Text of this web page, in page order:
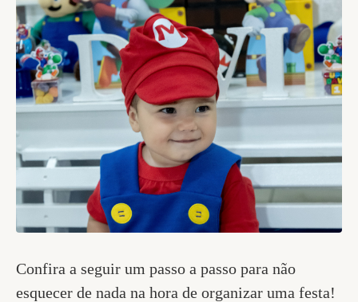
Confira a seguir um passo a passo para não
esquecer de nada na hora de organizar uma festa!